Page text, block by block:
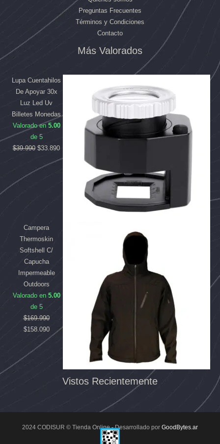
Preguntas Frecuentes
Términos y Condiciones
Contacto
Más Valorados
Lupa Cuentahilos
De Apoyar 30x
Luz Led Uv
Billetes Monedas
Valorado en 5.00
de 5
$39.990
era:
$39.990.
$33.890
es:
Campera
Thermoskin
Softshell C/
Capucha
Impermeable
Outdoors
Valorado en 5.00
de 5
$169.990
era:
$169.990.
$158.090
es:
$158.090.
Vistos Recientemente
2024 CODISUR © Tienda Online - Desarrollado por GoodBytes.ar